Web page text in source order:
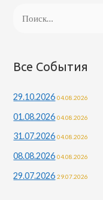
т
:
Все События
29.10.2026 04.08.2026
01.08.2026 04.08.2026
31.07.2026 04.08.2026
08.08.2026 04.08.2026
29.07.2026 29.07.2026